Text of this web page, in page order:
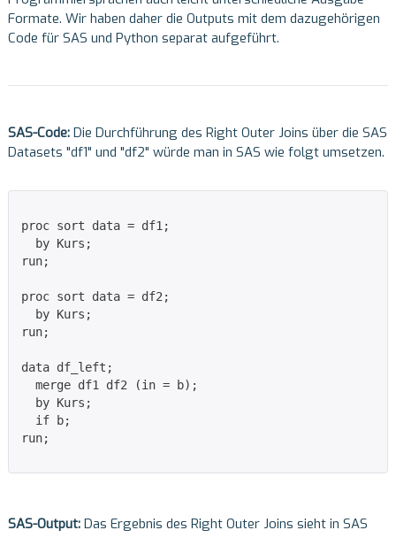
Formate. Wir haben daher die Outputs mit dem dazugehörigen
Code für SAS und Python separat aufgeführt.
SAS-Code: Die Durchführung des Right Outer Joins über die SAS
Datasets "df1" und "df2" würde man in SAS wie folgt umsetzen.
proc sort data = df1;
  by Kurs;
run;
proc sort data = df2;
  by Kurs;
run;
data df_left;
  merge df1 df2 (in = b);
  by Kurs;
  if b;
run;
SAS-Output: Das Ergebnis des Right Outer Joins sieht in SAS